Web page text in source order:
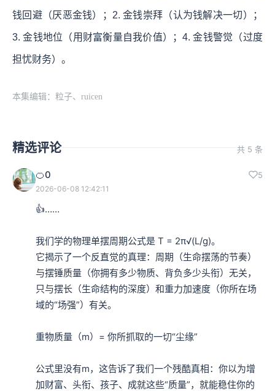
钱回避（厌恶金钱）；2. 金钱崇拜（认为钱解决一切）；
3. 金钱地位（用财富衡量自我价值）；4. 金钱警觉（过度
担忧财务）。
本集编辑：粒子、ruicen
精选评论 共 5 条
🍊0 5
2026-06-08 12:42:11
👍……
我们学的物理单摆周期公式是 T = 2π√(L/g)。
它揭示了一个反直觉的真理：周期（生命摆荡的节奏）
与摆锤质量（你拥有多少物质、背负多少头衔）无关，
只与摆长（生命结构的深度）和重力加速度（你所在场
域的“场强”）有关。
重物质量（m）= 你所抓取的一切“尘缘”
公式里没有m，这告诉了我们一个残酷真相：你以为增
加财富、头衔、孩子、成就这些“质量”，就能稳住你的